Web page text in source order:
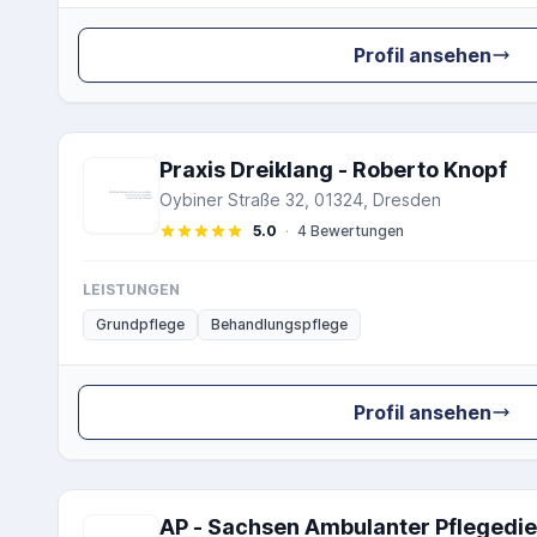
Profil ansehen
Praxis Dreiklang - Roberto Knopf
Oybiner Straße 32, 01324, Dresden
5.0 · 4 Bewertungen
LEISTUNGEN
Grundpflege
Behandlungspflege
Profil ansehen
AP - Sachsen Ambulanter